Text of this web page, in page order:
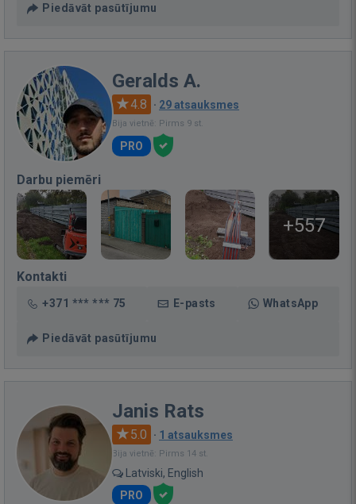
Piedāvāt pasūtījumu
Geralds A.
4.8 · 29 atsauksmes
Bija vietnē: Pirms 9 st.
PRO
Darbu piemēri
+557
Kontakti
+371 *** *** 75 E-pasts WhatsApp
Piedāvāt pasūtījumu
Janis Rats
5.0 · 1 atsauksmes
Bija vietnē: Pirms 14 st.
Latviski, English
PRO